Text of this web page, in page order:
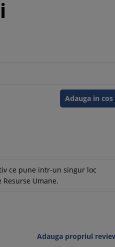
Adauga in cos
ce pune intr-un singur loc
Resurse Umane.
Adauga propriul